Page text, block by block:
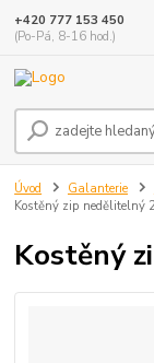
+420 777 153 450
(Po-Pá, 8-16 hod.)
Úvod Galanterie
Kostěný zip nedělitelný
Kostěný